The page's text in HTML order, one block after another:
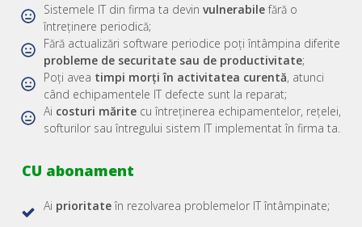
Sistemele IT din firma ta devin vulnerabilefără o
întreținere periodică;
Fără actualizări software periodice poți întâmpina diferite
probleme de securitate sau de productivitate;
Poți ​avea timpi morți în activitatea curentă, atunci
când echipamentele IT defecte sunt la reparat;
Ai costuri mărite cu întreținerea echipamentelor, rețelei,
softurilor sau întregului sistem IT implementat în firma ta.
CU abonament
Ai prioritateîn rezolvarea problemelor IT întâmpinate;